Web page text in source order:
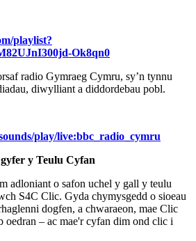
playlist?
Ok8qn0
radio Gymraeg Cymru, sy’n tynnu
diwylliant a diddordebau pobl.
play/live:bbc_radio_cymru
y Teulu Cyfan
adloniant o safon uchel y gall y teulu
S4C Clic. Gyda chymysgedd o sioeau
dogfen, a chwaraeon, mae Clic
– ac mae'r cyfan dim ond clic i